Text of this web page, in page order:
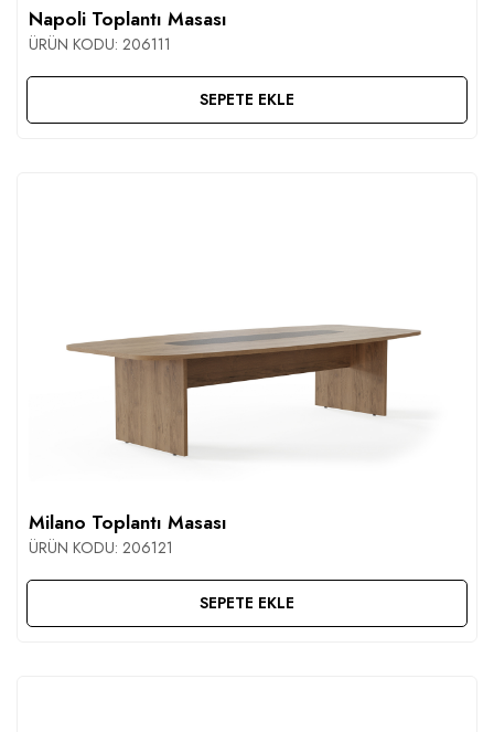
Napoli Toplantı Masası
ÜRÜN KODU: 206111
SEPETE EKLE
Milano Toplantı Masası
ÜRÜN KODU: 206121
SEPETE EKLE